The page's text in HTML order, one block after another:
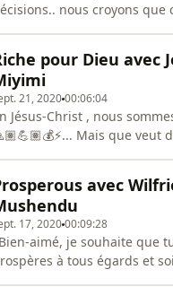
nous croyons que
pour Dieu avec
21, 202000:06:04
Jésus-Christ , nous
Mais que veut
avec
17, 202000:09:28
aimé, je souhaite que
à tous égards et